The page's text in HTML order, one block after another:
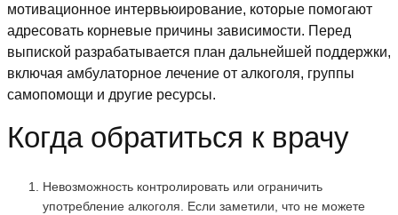
мотивационное интервьюирование, которые помогают
адресовать корневые причины зависимости. Перед
выпиской разрабатывается план дальнейшей поддержки,
включая амбулаторное лечение от алкоголя, группы
самопомощи и другие ресурсы.
Когда обратиться к врачу
Невозможность контролировать или ограничить
употребление алкоголя. Если заметили, что не можете